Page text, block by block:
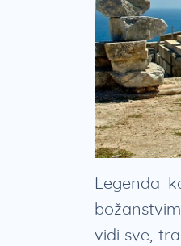
Legenda
vidi sve,